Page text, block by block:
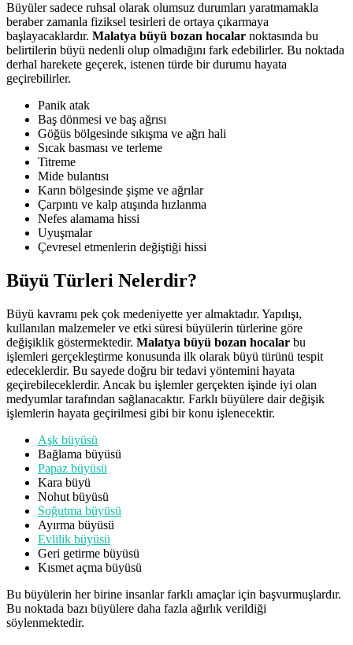
Büyüler sadece ruhsal olarak olumsuz durumları yaratmamakla
beraber zamanla fiziksel tesirleri de ortaya çıkarmaya
başlayacaklardır. Malatya büyü bozan hocalar noktasında bu
belirtilerin büyü nedenli olup olmadığını fark edebilirler. Bu noktada
derhal harekete geçerek, istenen türde bir durumu hayata
geçirebilirler.
Panik atak
Baş dönmesi ve baş ağrısı
Göğüs bölgesinde sıkışma ve ağrı hali
Sıcak basması ve terleme
Titreme
Mide bulantısı
Karın bölgesinde şişme ve ağrılar
Çarpıntı ve kalp atışında hızlanma
Nefes alamama hissi
Uyuşmalar
Çevresel etmenlerin değiştiği hissi
Büyü Türleri Nelerdir?
Büyü kavramı pek çok medeniyette yer almaktadır. Yapılışı,
kullanılan malzemeler ve etki süresi büyülerin türlerine göre
değişiklik göstermektedir. Malatya büyü bozan hocalar bu
işlemleri gerçekleştirme konusunda ilk olarak büyü türünü tespit
edeceklerdir. Bu sayede doğru bir tedavi yöntemini hayata
geçirebileceklerdir. Ancak bu işlemler gerçekten işinde iyi olan
medyumlar tarafından sağlanacaktır. Farklı büyülere dair değişik
işlemlerin hayata geçirilmesi gibi bir konu işlenecektir.
Aşk büyüsü
Bağlama büyüsü
Papaz büyüsü
Kara büyü
Nohut büyüsü
Soğutma büyüsü
Ayırma büyüsü
Evlilik büyüsü
Geri getirme büyüsü
Kısmet açma büyüsü
Bu büyülerin her birine insanlar farklı amaçlar için başvurmuşlardır.
Bu noktada bazı büyülere daha fazla ağırlık verildiği
söylenmektedir.